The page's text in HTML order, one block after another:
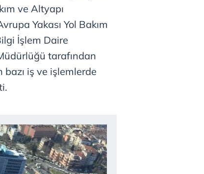
ve Altyapı
Yakası Yol Bakım
İşlem Daire
tarafından
iş ve işlemlerde